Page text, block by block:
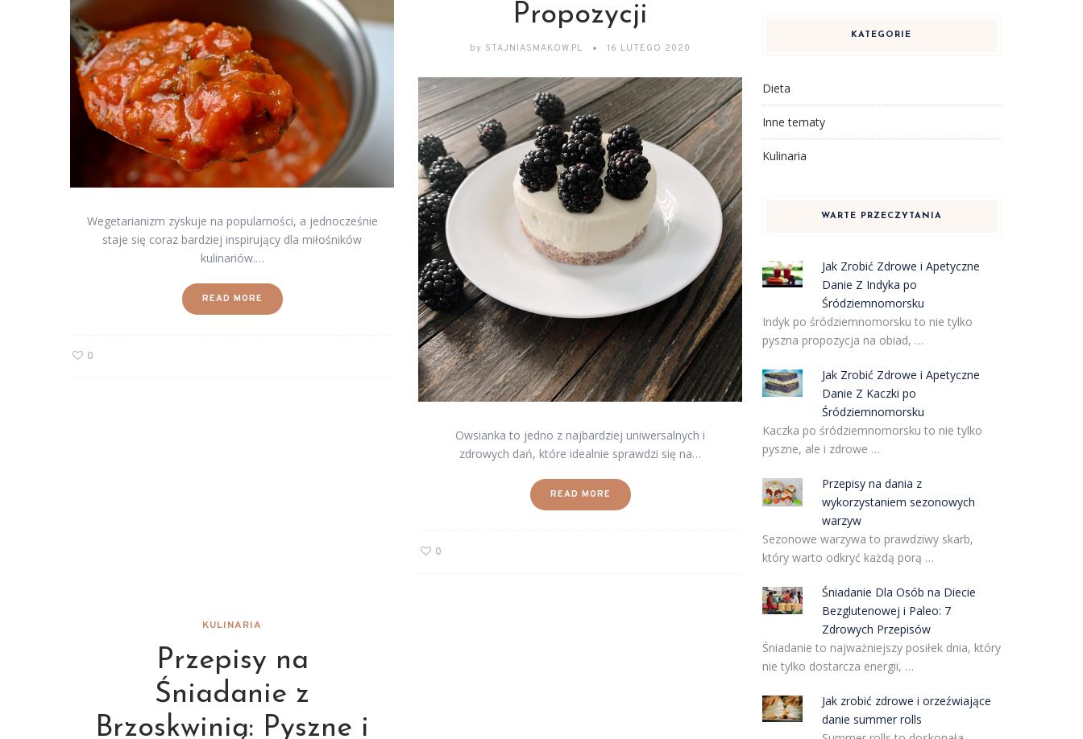
Wegetarianizm zyskuje na popularności, a jednocześnie
staje się coraz bardziej inspirujący dla miłośników
kulinariów.…
READ MORE
0
Propozycji
by STAJNIASMAKOW.PL 16 LUTEGO 2020
Owsianka to jedno z najbardziej uniwersalnych i
zdrowych dań, które idealnie sprawdzi się na…
READ MORE
0
KULINARIA
Przepisy na
Śniadanie z
Brzoskwinią: Pyszne i
KATEGORIE
Dieta
Inne tematy
Kulinaria
WARTE PRZECZYTANIA
Jak Zrobić Zdrowe i Apetyczne
Danie Z Indyka po
Śródziemnomorsku
Indyk po śródziemnomorsku to nie tylko
pyszna propozycja na obiad, …
Jak Zrobić Zdrowe i Apetyczne
Danie Z Kaczki po
Śródziemnomorsku
Kaczka po śródziemnomorsku to nie tylko
pyszne, ale i zdrowe …
Przepisy na dania z
wykorzystaniem sezonowych
warzyw
Sezonowe warzywa to prawdziwy skarb,
który warto odkryć każdą porą …
Śniadanie Dla Osób na Diecie
Bezglutenowej i Paleo: 7
Zdrowych Przepisów
Śniadanie to najważniejszy posiłek dnia, który
nie tylko dostarcza energii, …
Jak zrobić zdrowe i orzeźwiające
danie summer rolls